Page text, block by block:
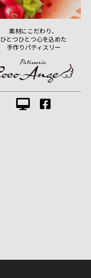
素材にこだわり、
ひとつひとつ心を込めた
手作りパティスリー